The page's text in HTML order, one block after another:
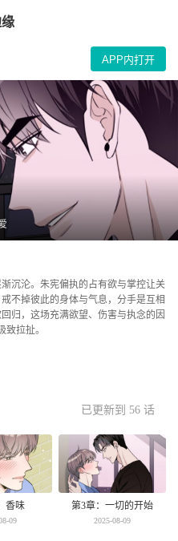
APP内打开
沉沦。朱宪偏执的占有欲与掌控让关
不掉彼此的身体与气息，分手是互相
归，这场充满欲望、伤害与执念的因
拉扯。
已更新到 56 话
香味
09
第3章：一切的开始
2025-08-09